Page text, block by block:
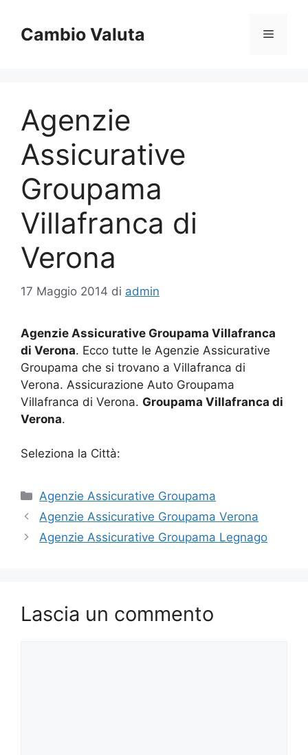
contenuto
Cambio Valuta Menu
Agenzie
Assicurative
Groupama
Villafranca di
Verona
17 Maggio 2014 di admin
Agenzie Assicurative Groupama Villafranca
di Verona. Ecco tutte le Agenzie Assicurative
Groupama che si trovano a Villafranca di
Verona. Assicurazione Auto Groupama
Villafranca di Verona. Groupama Villafranca di
Verona.
Seleziona la Città:
Categorie
Agenzie Assicurative Groupama
Agenzie Assicurative Groupama Verona
Agenzie Assicurative Groupama Legnago
Lascia un commento